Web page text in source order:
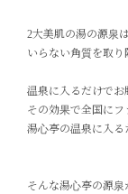
2大美肌の湯の源泉
いらない角質を取り
温泉に入るだけでお
その効果で全国に
湯心亭の温泉に入る
そんな湯心亭の源泉